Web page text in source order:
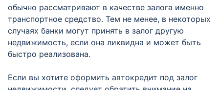
обычно рассматривают в качестве залога именно
транспортное средство. Тем не менее, в некоторых
случаях банки могут принять в залог другую
недвижимость, если она ликвидна и может быть
быстро реализована.
Если вы хотите оформить автокредит под залог